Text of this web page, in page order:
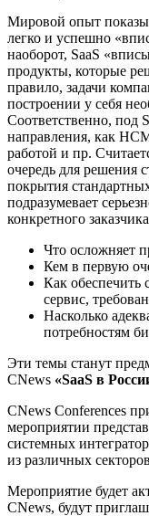
Мировой опыт
легко и успешно
наоборот, SaaS
продукты, которые
правило, задачи
построении у себя
Соответственно, под
направления, как
работой и пр.
очередь для решения
покрытия
подразумевает
конкретного
Что осложняет
Кем в первую
Как обеспечить
сервис,
Насколько
потребностям
Эти темы станут
CNews «SaaS в
CNews Conferences
мероприятии
системных
из различных
Мероприятие будет
CNews, будут